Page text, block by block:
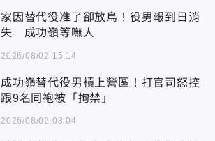
家因替代役准了卻放鳥！役男報到日消
失 成功嶺等嘸人
2026/08/02 15:14
成功嶺替代役男槓上營區！打官司怒控
跟9名同袍被「拘禁」
2026/08/02 08:04